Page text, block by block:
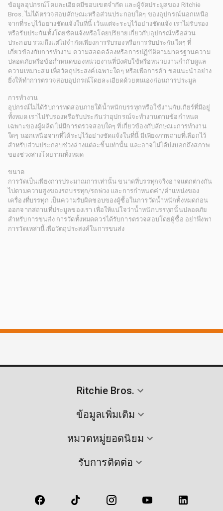
ข้อมูลอุปกรณ์โดยละเอียดมีขอบเขตจำกัด และผู้จัดประมูลของ Ritchie
Bros. ไม่ได้ตรวจสอบลักษณะหรือส่วนประกอบใดๆ ของอุปกรณ์นอกเหนือ
จากที่ระบุไว้อย่างชัดแจ้งในที่นี้ เว้นแต่จะระบุไว้อย่างชัดแจ้ง เราไม่รับรอง
หรือรับประกันทั้งโดยชัดแจ้งหรือโดยปริยายเกี่ยวกับอุปกรณ์หรือส่วน
ประกอบ รวมถึงแต่ไม่จำกัดเพียงการรับรองหรือการรับประกันใดๆ ที่
เกี่ยวข้องกับการทำงาน ความสอดคล้องหรือการปฏิบัติตามมาตรฐานความ
ปลอดภัยหรือข้อกำหนดของหน่วยงานที่บังคับใช้หรือหน่วยงานกำกับดูแล
ความเหมาะสม เพื่อวัตถุประสงค์เฉพาะใดๆ หรือเพื่อการค้า ขอแนะนำอย่าง
ยิ่งให้ทำการตรวจสอบอุปกรณ์โดยละเอียดด้วยตนเองก่อนการประมูล
การทำงาน
อุปกรณ์ไม่ได้รับการทดสอบภายใต้น้ำหนักบรรทุกหรือใช้งานกับเกียร์ที่มีอยู่
ทั้งหมด เราไม่รับรองหรือรับประกันว่าอุปกรณ์จะทำงานตามข้อกำหนด
เฉพาะของผู้ผลิต ไม่มีการตรวจสอบใดๆ ที่เกี่ยวข้องกับลักษณะการทำงาน
ใดๆ นอกเหนือจากที่ได้ระบุไว้อย่างชัดแจ้งในที่นี้ มีเพียงภาพถ่ายที่เลือกไว้
สำหรับส่วนประกอบช่วงล่างแต่ละชิ้นเท่านั้น และอาจไม่ได้บ่งบอกถึงสภาพ
ของช่วงล่างโดยรวมทั้งหมด
ขนาด
การวัดเป็นเพียงการประมาณการเท่านั้น ขนาดที่บรรทุกจริงอาจแตกต่างกัน
ไปตามความสูงของรถบรรทุก/รถพ่วง และการกำหนดค่า/ตำแหน่งของ
เครื่องที่บรรทุก เป็นความรับผิดชอบของผู้ซื้อในการวัดน้ำหนักทั้งหมดก่อน
ออกจากสถานที่ประมูลของเรา เพื่อให้แน่ใจว่าน้ำหนักบรรทุกนั้นปลอดภัย
สำหรับการขนส่ง การวัดทั้งหมดควรได้รับการตรวจสอบโดยผู้ซื้อ อย่าพึ่งพา
การวัดเหล่านี้เพื่อวัตถุประสงค์ในการขนส่ง
Ritchie Bros.
ข้อมูลเพิ่มเติม
หมวดหมู่ยอดนิยม
รับการติดต่อ